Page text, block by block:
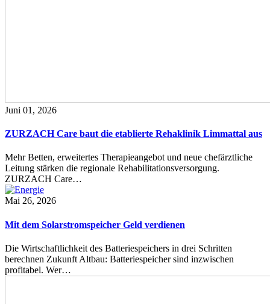
Juni 01, 2026
ZURZACH Care baut die etablierte Rehaklinik Limmattal aus
Mehr Betten, erweitertes Therapieangebot und neue chefärztliche
Leitung stärken die regionale Rehabilitationsversorgung.
ZURZACH Care…
Mai 26, 2026
Mit dem Solarstromspeicher Geld verdienen
Die Wirtschaftlichkeit des Batteriespeichers in drei Schritten
berechnen Zukunft Altbau: Batteriespeicher sind inzwischen
profitabel. Wer…